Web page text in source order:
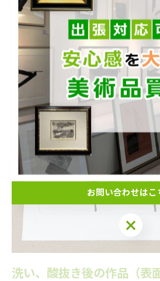
洗い、酸抜き後の作品（表面
お問い合わせはこ
お問い合わせはこ